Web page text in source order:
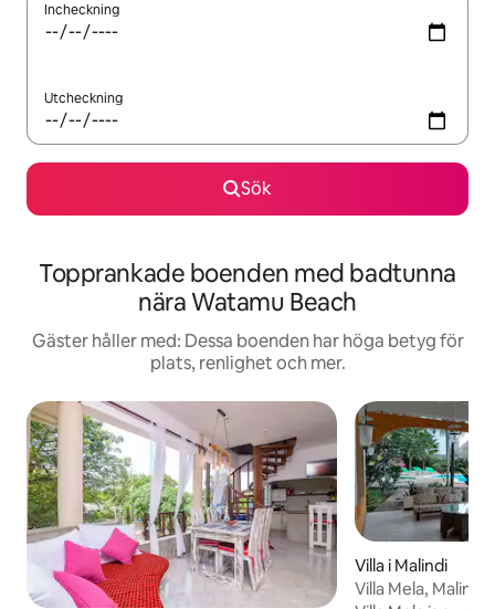
Incheckning
Utcheckning
Sök
Topprankade boenden med badtunna
nära Watamu Beach
Gäster håller med: Dessa boenden har höga betyg för
plats, renlighet och mer.
Villa i Malindi
Villa Mela, Malindi